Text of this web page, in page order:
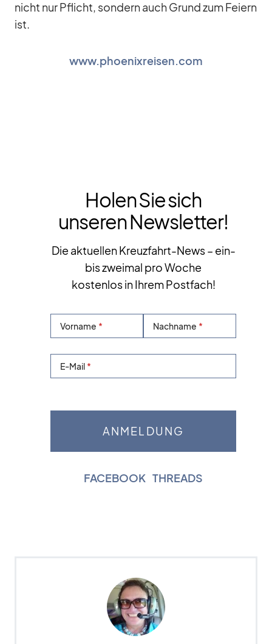
nicht nur Pflicht, son­dern auch Grund zum Fei­ern
ist.
www.phoenixreisen.com
Holen Sie sich
unseren Newsletter!
Die aktuellen Kreuzfahrt-News – ein-
bis zweimal pro Woche
kostenlos in Ihrem Postfach!
Vorname Nachname
E-Mail
FACEBOOK THREADS